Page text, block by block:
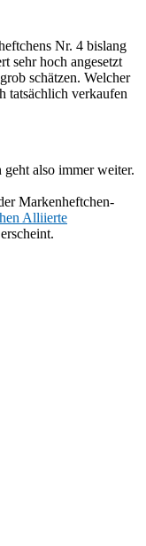
Nr. 4 bislang
sehr hoch angesetzt
schätzen. Welcher
tatsächlich verkaufen
also immer weiter.
Markenheftchen-
Alliierte